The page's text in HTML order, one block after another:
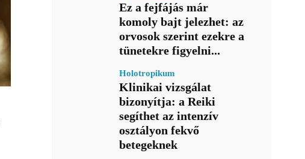
Ez a fejfájás már
komoly bajt jelezhet: az
orvosok szerint ezekre a
tünetekre figyelni...
Holotropikum
Klinikai vizsgálat
bizonyítja: a Reiki
segíthet az intenzív
osztályon fekvő
betegeknek